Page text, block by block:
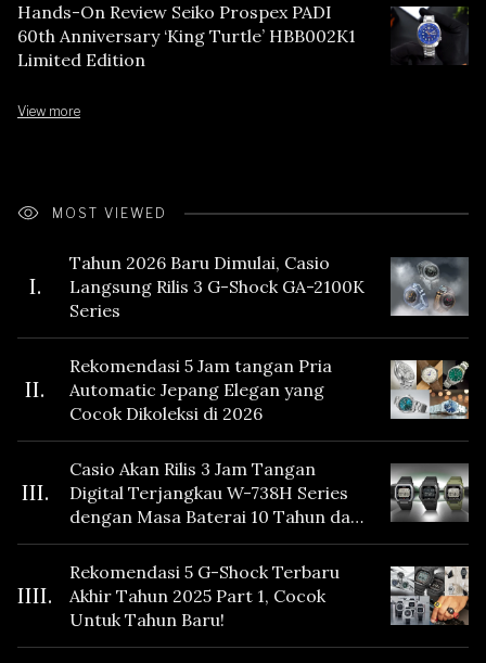
Hands-On Review Seiko Prospex PADI
60th Anniversary ‘King Turtle’ HBB002K1
Limited Edition
View more
MOST VIEWED
I.
Tahun 2026 Baru Dimulai, Casio
Langsung Rilis 3 G-Shock GA-2100K
Series
II.
Rekomendasi 5 Jam tangan Pria
Automatic Jepang Elegan yang
Cocok Dikoleksi di 2026
III.
Casio Akan Rilis 3 Jam Tangan
Digital Terjangkau W-738H Series
dengan Masa Baterai 10 Tahun dan
Fitur Vibration
IIII.
Rekomendasi 5 G-Shock Terbaru
Akhir Tahun 2025 Part 1, Cocok
Untuk Tahun Baru!